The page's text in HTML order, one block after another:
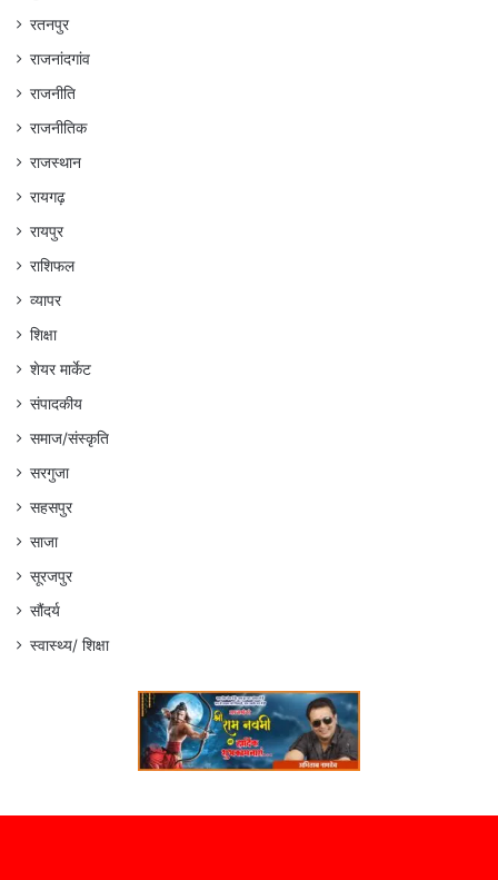
रतनपुर
राजनांदगांव
राजनीति
राजनीतिक
राजस्थान
रायगढ़
रायपुर
राशिफल
व्यापर
शिक्षा
शेयर मार्केट
संपादकीय
समाज/संस्कृति
सरगुजा
सहसपुर
साजा
सूरजपुर
सौंदर्य
स्वास्थ्य/ शिक्षा